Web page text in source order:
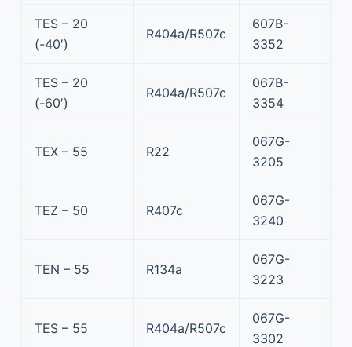
TES – 20
(-40′)
R404a/R507c
607B-
3352
TES – 20
(-60′)
R404a/R507c
067B-
3354
TEX – 55 R22
067G-
3205
TEZ – 50 R407c
067G-
3240
TEN – 55 R134a
067G-
3223
TES – 55 R404a/R507c
067G-
3302